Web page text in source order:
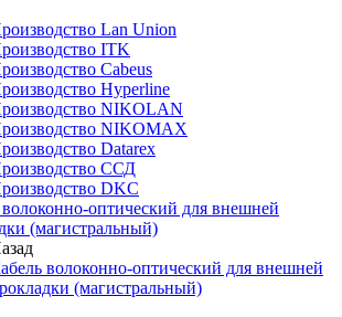
Lan Union
ITK
Cabeus
Hyperline
NIKOLAN
NIKOMAX
Datarex
ССД
DKC
оптический для внешней
(магистральный)
волоконно-оптический для внешней
(магистральный)